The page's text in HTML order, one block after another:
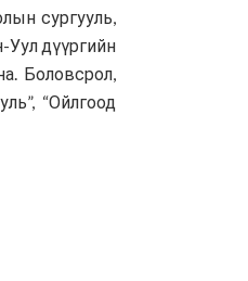
сургууль,
Уул дүүргийн
Боловсрол,
“Ойлгоод